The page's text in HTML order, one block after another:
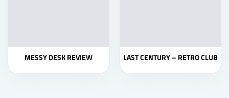
MESSY DESK REVIEW LAST CENTURY – RETRO CLUB